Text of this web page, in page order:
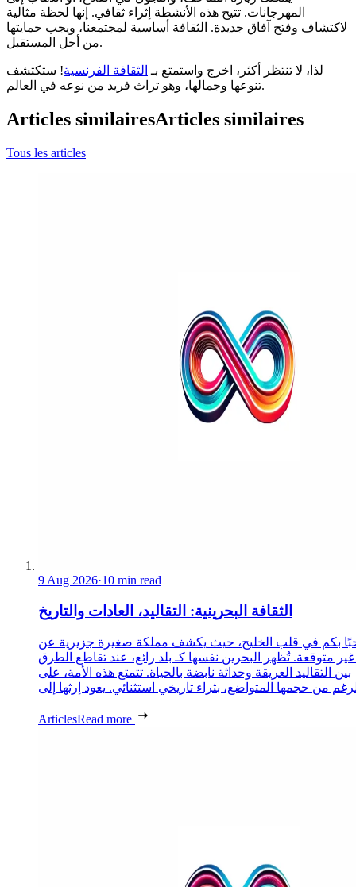
المهرجانات. تتيح هذه الأنشطة إثراء ثقافي. إنها لحظة مثالية
لاكتشاف وفتح آفاق جديدة. الثقافة أساسية لمجتمعنا، ويجب حمايتها
من أجل المستقبل.
لذا، لا تنتظر أكثر، اخرج واستمتع بـ الثقافة الفرنسية! ستكتشف
تنوعها وجمالها، وهو تراث فريد من نوعه في العالم.
Articles similairesArticles similaires
Tous les articles
9 Aug 2026·10 min read
الثقافة البحرينية: التقاليد، العادات والتاريخ
بكم في قلب الخليج، حيث يكشف مملكة صغيرة جزيرية عن
متوقعة. تُظهر البحرين نفسها كـ بلد رائع، عند تقاطع الطرق
بين التقاليد العريقة وحداثة نابضة بالحياة. تتمتع هذه الأمة، على
ArticlesRead more